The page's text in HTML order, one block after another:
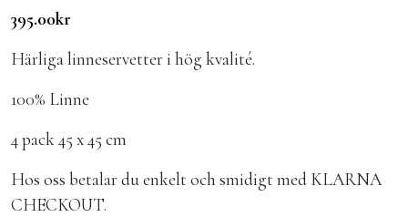
395.00kr
Härliga linneservetter i hög kvalité.
100% Linne
4 pack 45 x 45 cm
Hos oss betalar du enkelt och smidigt med KLARNA
CHECKOUT.